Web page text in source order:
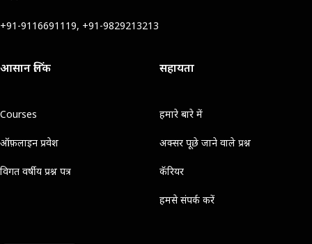
+91-9116691119, +91-9829213213
आसान लिंक
Courses
ऑफ़लाइन प्रवेश
विगत वर्षीय प्रश्न पत्र
सहायता
हमारे बारे में
अक्सर पूछे जाने वाले प्रश्न
कॅरियर
हमसे संपर्क करें